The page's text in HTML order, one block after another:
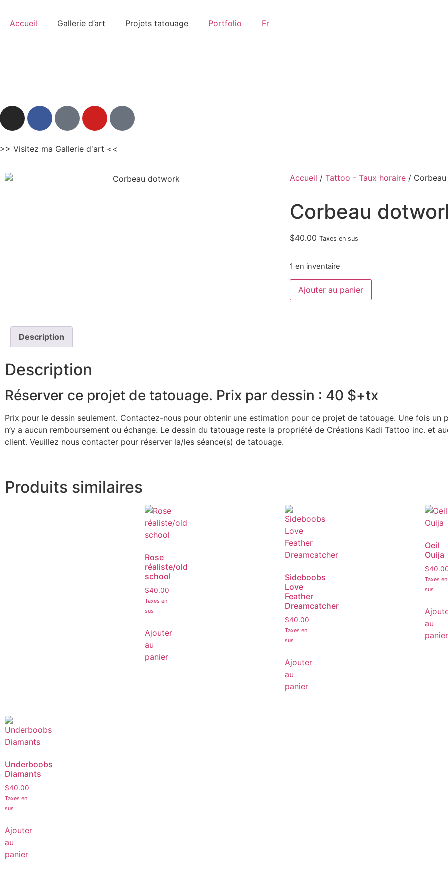
Accueil Gallerie d’art Projets tatouage Portfolio Fr
>> Visitez ma Gallerie d'art <<
Accueil / Tattoo - Taux horaire /
Corbeau
$40.00 Taxes en sus
1 en inventaire
Ajouter au panier
Description
Description
Réserver ce projet de tatouage. Prix par dessin : 40 $+tx
Prix pour le dessin seulement. Contactez-nous pour obtenir une estimation pour ce projet de tatouage. Une fois un
n’y a aucun remboursement ou échange. Le dessin du tatouage reste la propriété de Créations Kadi Tattoo inc. et
client. Veuillez nous contacter pour réserver la/les séance(s) de tatouage.
Produits similaires
Rose
réaliste/old
school
$40.00
Taxes en
sus
Ajouter
au
panier
Sideboobs
Love
Feather
Dreamcatcher
$40.00
Taxes en
sus
Ajouter
au
panier
Oeil
Ouija
$
Taxes en
sus
au
panier
Underboobs
Diamants
$40.00
Taxes en
sus
Ajouter
au
panier